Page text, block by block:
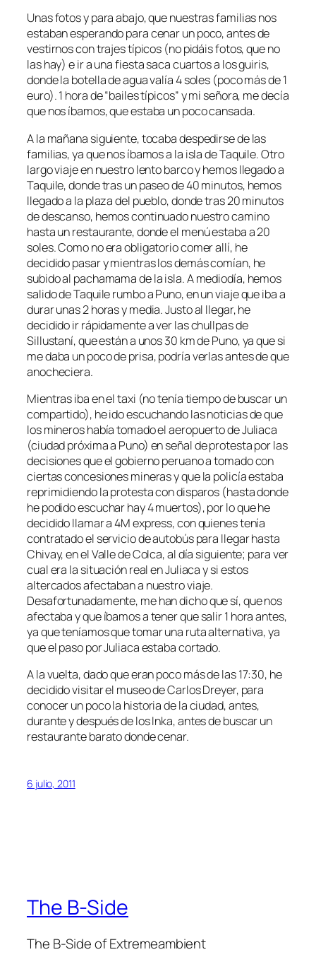
Unas fotos y para abajo, que nuestras familias nos
estaban esperando para cenar un poco, antes de
vestirnos con trajes típicos (no pidáis fotos, que no
las hay) e ir a una fiesta saca cuartos a los guiris,
donde la botella de agua valía 4 soles (poco más de 1
euro). 1 hora de “bailes típicos” y mi señora, me decía
que nos íbamos, que estaba un poco cansada.
A la mañana siguiente, tocaba despedirse de las
familias, ya que nos íbamos a la isla de Taquile. Otro
largo viaje en nuestro lento barco y hemos llegado a
Taquile, donde tras un paseo de 40 minutos, hemos
llegado a la plaza del pueblo, donde tras 20 minutos
de descanso, hemos continuado nuestro camino
hasta un restaurante, donde el menú estaba a 20
soles. Como no era obligatorio comer allí, he
decidido pasar y mientras los demás comían, he
subido al pachamama de la isla. A mediodía, hemos
salido de Taquile rumbo a Puno, en un viaje que iba a
durar unas 2 horas y media. Justo al llegar, he
decidido ir rápidamente a ver las chullpas de
Sillustaní, que están a unos 30 km de Puno, ya que si
me daba un poco de prisa, podría verlas antes de que
anocheciera.
Mientras iba en el taxi (no tenía tiempo de buscar un
compartido), he ido escuchando las noticias de que
los mineros había tomado el aeropuerto de Juliaca
(ciudad próxima a Puno) en señal de protesta por las
decisiones que el gobierno peruano a tomado con
ciertas concesiones mineras y que la policía estaba
reprimidiendo la protesta con disparos (hasta donde
he podido escuchar hay 4 muertos), por lo que he
decidido llamar a 4M express, con quienes tenía
contratado el servicio de autobús para llegar hasta
Chivay, en el Valle de Colca, al día siguiente; para ver
cual era la situación real en Juliaca y si estos
altercados afectaban a nuestro viaje.
Desafortunadamente, me han dicho que sí, que nos
afectaba y que íbamos a tener que salir 1 hora antes,
ya que teníamos que tomar una ruta alternativa, ya
que el paso por Juliaca estaba cortado.
A la vuelta, dado que eran poco más de las 17:30, he
decidido visitar el museo de Carlos Dreyer, para
conocer un poco la historia de la ciudad, antes,
durante y después de los Inka, antes de buscar un
restaurante barato donde cenar.
6 julio, 2011
The B-Side
The B-Side of Extremeambient